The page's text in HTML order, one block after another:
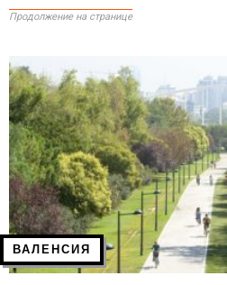
Продолжение на странице
ВАЛЕНСИЯ